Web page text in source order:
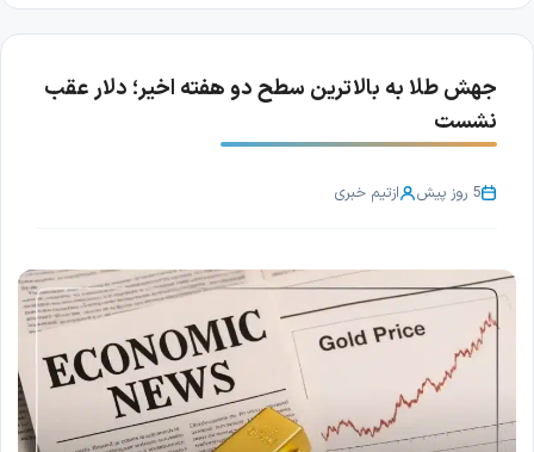
جهش طلا به بالاترین سطح دو هفته اخیر؛ دلار عقب
نشست
5 روز پیش ازتیم خبری